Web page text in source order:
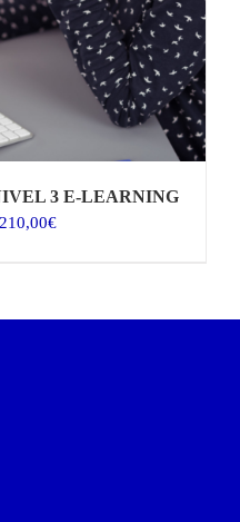
3 E-LEARNING
210,00€Rango
173,55€